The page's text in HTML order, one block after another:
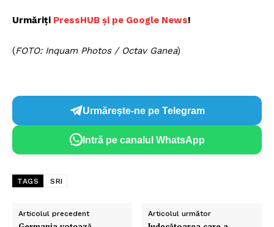
Urmăriți PressHUB și pe Google News!
(FOTO: Inquam Photos / Octav Ganea)
Urmărește-ne pe Telegram
Intră pe canalul WhatsApp
TAGS SRI
Articolul precedent Articolul următor